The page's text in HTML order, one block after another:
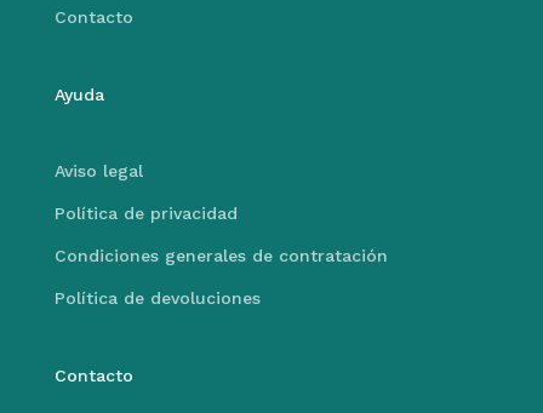
Contacto
Ayuda
Aviso legal
Política de privacidad
Condiciones generales de contratación
Política de devoluciones
Contacto